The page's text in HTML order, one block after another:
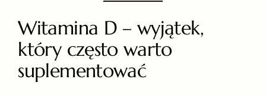
Witamina D – wyjątek,
który często warto
suplementować